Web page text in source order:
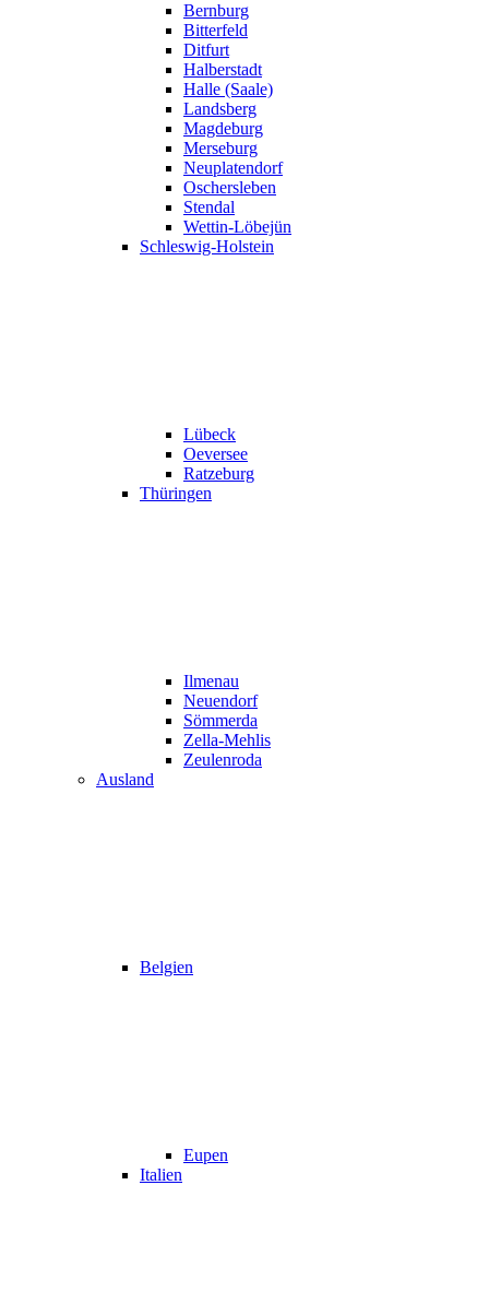
Bernburg
Bitterfeld
Ditfurt
Halberstadt
Halle (Saale)
Landsberg
Magdeburg
Merseburg
Neuplatendorf
Oschersleben
Stendal
Wettin-Löbejün
Schleswig-Holstein
Lübeck
Oeversee
Ratzeburg
Thüringen
Ilmenau
Neuendorf
Sömmerda
Zella-Mehlis
Zeulenroda
Ausland
Belgien
Eupen
Italien